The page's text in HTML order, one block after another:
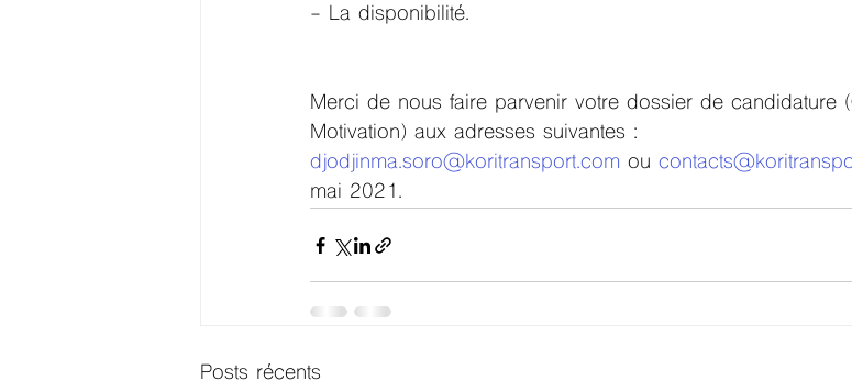
- La disponibilité.
Merci de nous faire parvenir votre dossier de candidature
Motivation) aux adresses suivantes :
djodjinma.soro@koritransport.com ou
mai 2021.
Posts récents